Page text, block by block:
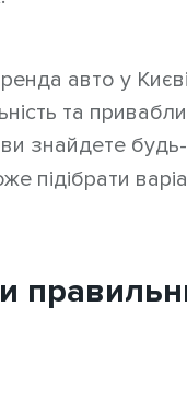
авто у
та
знайдете
підібрати